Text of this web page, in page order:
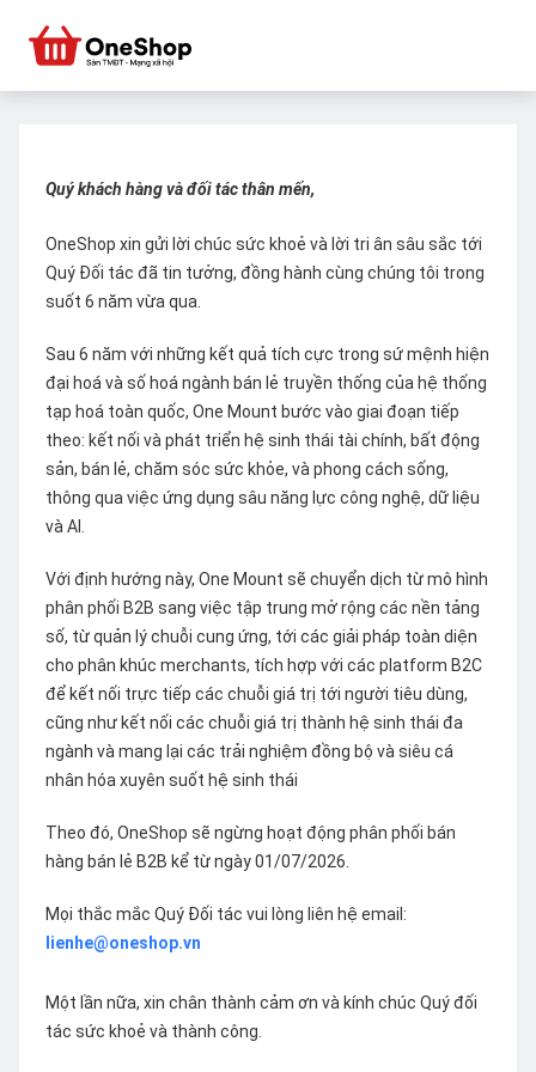
Quý khách hàng và đối tác thân mến,
OneShop xin gửi lời chúc sức khoẻ và lời tri ân sâu sắc tới
Quý Đối tác đã tin tưởng, đồng hành cùng chúng tôi trong
suốt 6 năm vừa qua.
Sau 6 năm với những kết quả tích cực trong sứ mệnh hiện
đại hoá và số hoá ngành bán lẻ truyền thống của hệ thống
tạp hoá toàn quốc, One Mount bước vào giai đoạn tiếp
theo: kết nối và phát triển hệ sinh thái tài chính, bất động
sản, bán lẻ, chăm sóc sức khỏe, và phong cách sống,
thông qua việc ứng dụng sâu năng lực công nghệ, dữ liệu
và AI.
Với định hướng này, One Mount sẽ chuyển dịch từ mô hình
phân phối B2B sang việc tập trung mở rộng các nền tảng
số, từ quản lý chuỗi cung ứng, tới các giải pháp toàn diện
cho phân khúc merchants, tích hợp với các platform B2C
để kết nối trực tiếp các chuỗi giá trị tới người tiêu dùng,
cũng như kết nối các chuỗi giá trị thành hệ sinh thái đa
ngành và mang lại các trải nghiệm đồng bộ và siêu cá
nhân hóa xuyên suốt hệ sinh thái
Theo đó, OneShop sẽ ngừng hoạt động phân phối bán
hàng bán lẻ B2B kể từ ngày 01/07/2026.
Mọi thắc mắc Quý Đối tác vui lòng liên hệ email:
lienhe@oneshop.vn
Một lần nữa, xin chân thành cảm ơn và kính chúc Quý đối
tác sức khoẻ và thành công.